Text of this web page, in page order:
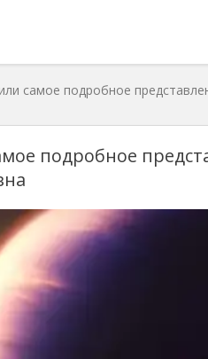
самое подробное
подробное